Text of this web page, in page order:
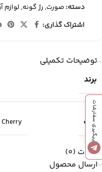
دسته: صورت,رژ گونه,لوازم
اشتراک گذاری:
توضیحات تکمیلی
برند
رنگ
نظرات (0)
ارسال محصول
پیگیری سفارشات